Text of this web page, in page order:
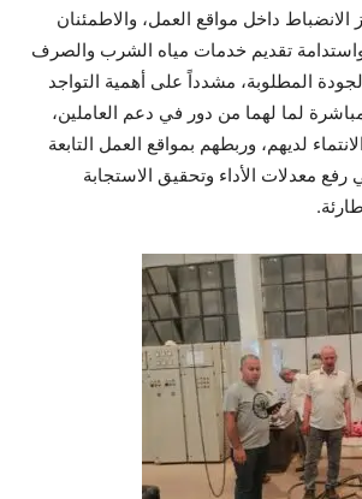
الانضباط داخل مواقع العمل، والاطمئنان
تقديم خدمات مياه الشرب والصرف
المطلوبة، مشدداً على أهمية التواجد
لما لهما من دور في دعم العاملين،
لديهم، وربطهم بمواقع العمل التابعة
معدلات الأداء وتحقيق الاستجابة